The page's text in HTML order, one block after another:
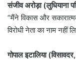
संजीव अरोड़ा (लुधियाना
“मैंने विकास और
विरोधी नेता का नाम
गोपाल इटालिया (विसावदर